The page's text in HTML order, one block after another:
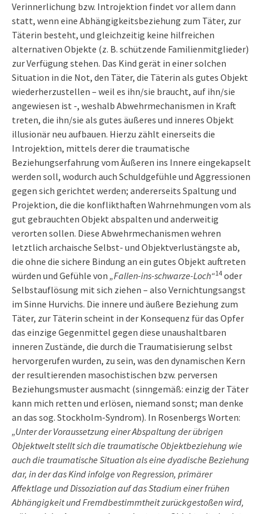
Verinnerlichung bzw. Introjektion findet vor allem dann
statt, wenn eine Abhängigkeitsbeziehung zum Täter, zur
Täterin besteht, und gleichzeitig keine hilfreichen
alternativen Objekte (z. B. schützende Familienmitglieder)
zur Verfügung stehen. Das Kind gerät in einer solchen
Situation in die Not, den Täter, die Täterin als gutes Objekt
wiederherzustellen – weil es ihn/sie braucht, auf ihn/sie
angewiesen ist -, weshalb Abwehrmechanismen in Kraft
treten, die ihn/sie als gutes äußeres und inneres Objekt
illusionär neu aufbauen. Hierzu zählt einerseits die
Introjektion, mittels derer die traumatische
Beziehungserfahrung vom Äußeren ins Innere eingekapselt
werden soll, wodurch auch Schuldgefühle und Aggressionen
gegen sich gerichtet werden; andererseits Spaltung und
Projektion, die die konflikthaften Wahrnehmungen vom als
gut gebrauchten Objekt abspalten und anderweitig
verorten sollen. Diese Abwehrmechanismen wehren
letztlich archaische Selbst- und Objektverlustängste ab,
die ohne die sichere Bindung an ein gutes Objekt auftreten
würden und Gefühle von „Fallen-ins-schwarze-Loch“14 oder
Selbstauflösung mit sich ziehen – also Vernichtungsangst
im Sinne Hurvichs. Die innere und äußere Beziehung zum
Täter, zur Täterin scheint in der Konsequenz für das Opfer
das einzige Gegenmittel gegen diese unaushaltbaren
inneren Zustände, die durch die Traumatisierung selbst
hervorgerufen wurden, zu sein, was den dynamischen Kern
der resultierenden masochistischen bzw. perversen
Beziehungsmuster ausmacht (sinngemäß: einzig der Täter
kann mich retten und erlösen, niemand sonst; man denke
an das sog. Stockholm-Syndrom). In Rosenbergs Worten:
„Unter der Voraussetzung einer Abspaltung der übrigen
Objektwelt stellt sich die traumatische Objektbeziehung wie
auch die traumatische Situation als eine dyadische Beziehung
dar, in der das Kind infolge von Regression, primärer
Affektlage und Dissoziation auf das Stadium einer frühen
Abhängigkeit und Fremdbestimmtheit zurückgestoßen wird,